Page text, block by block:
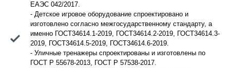
ЕАЭС 042/2017.
- Детское игровое оборудование спроектировано и
изготовлено согласно межгосударственному стандарту, а
именно ГОСТ34614.1-2019, ГОСТ34614.2-2019, ГОСТ34614.3-
2019, ГОСТ34614.5-2019, ГОСТ34614.6-2019.
- Уличные тренажеры спроектированы и изготовлены по
ГОСТ Р 55678-2013, ГОСТ Р 57538-2017.